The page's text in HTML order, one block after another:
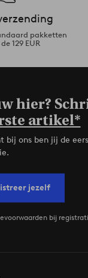
pakketten
129 EUR
hier?
artikel*
bij ons ben jij de
jezelf
bij